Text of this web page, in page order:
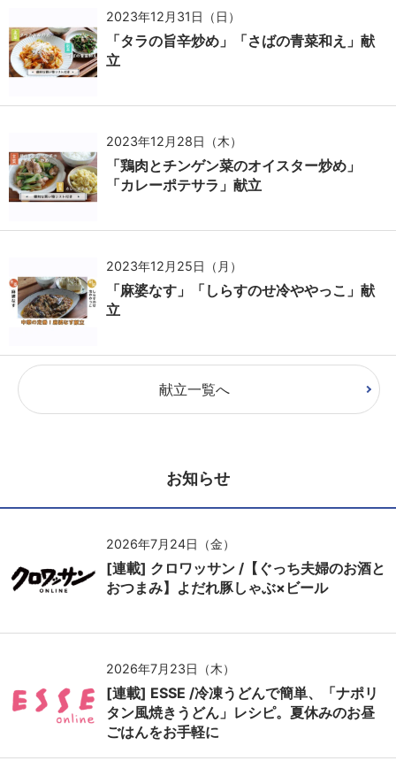
2023年12月31日（日）
「タラの旨辛炒め」「さばの青菜和え」献
立
2023年12月28日（木）
「鶏肉とチンゲン菜のオイスター炒め」
「カレーポテサラ」献立
2023年12月25日（月）
「麻婆なす」「しらすのせ冷ややっこ」献
立
献立一覧へ
お知らせ
2026年7月24日（金）
[連載] クロワッサン /【ぐっち夫婦のお酒と
おつまみ】よだれ豚しゃぶ×ビール
2026年7月23日（木）
[連載] ESSE /冷凍うどんで簡単、「ナポリ
タン風焼きうどん」レシピ。夏休みのお昼
ごはんをお手軽に